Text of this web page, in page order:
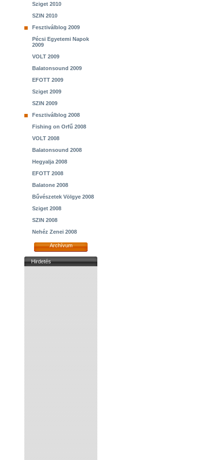
Sziget 2010
SZIN 2010
Fesztiválblog 2009
Pécsi Egyetemi Napok
2009
VOLT 2009
Balatonsound 2009
EFOTT 2009
Sziget 2009
SZIN 2009
Fesztiválblog 2008
Fishing on Orfű 2008
VOLT 2008
Balatonsound 2008
Hegyalja 2008
EFOTT 2008
Balatone 2008
Bűvészetek Völgye 2008
Sziget 2008
SZIN 2008
Nehéz Zenei 2008
Archívum
Hirdetés